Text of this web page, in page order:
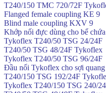
T240/150 TMC 720/72F
Flanged female coupling KE 9
Blind male coupling KXV 9
Khớp nối đực dùng cho bể
Tykoflex T240/50 TSG 24/24F
T240/50 TSG 48/24F Tykoflex
Tykoflex T240/50 TSG 96/24F
Đầu nối Tykoflex cho sợi
T240/150 TSG 192/24F
Tykoflex T240/150 TSG 240/